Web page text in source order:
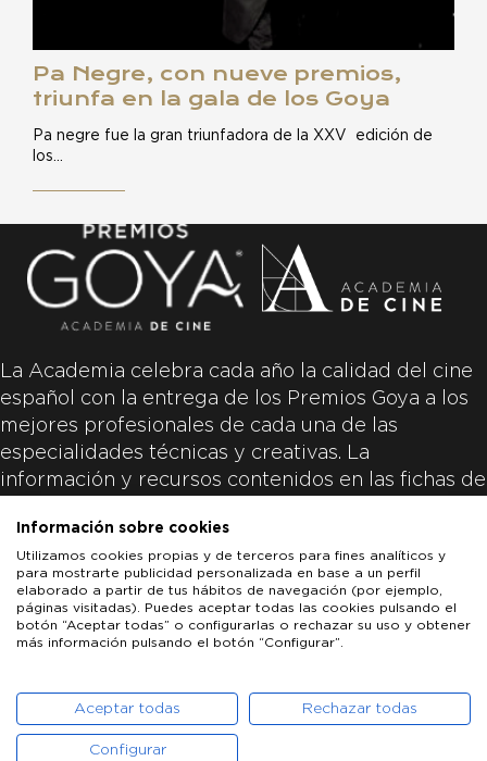
Pa Negre, con nueve premios,
triunfa en la gala de los Goya
Pa negre fue la gran triunfadora de la XXV edición de
los…
La Academia celebra cada año la calidad del cine
español con la entrega de los Premios Goya a los
mejores profesionales de cada una de las
especialidades técnicas y creativas. La
información y recursos contenidos en las fichas de
productoras de las películas y responsabilidad
única y exclusiva de las mismas.
ACADEMIA DE CINE
PATROCINADORES PRENSA CONTACTO
Información sobre cookies
Utilizamos cookies propias y de terceros para fines analíticos y
para mostrarte publicidad personalizada en base a un perfil
elaborado a partir de tus hábitos de navegación (por ejemplo,
páginas visitadas). Puedes aceptar todas las cookies pulsando el
botón “Aceptar todas” o configurarlas o rechazar su uso y obtener
más información pulsando el botón “Configurar”.
Aceptar todas Rechazar todas
Configurar